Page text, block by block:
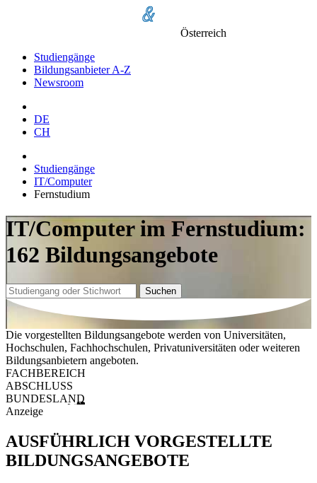
Österreich
Studiengänge
Bildungsanbieter A-Z
Newsroom
DE
CH
Studiengänge
IT/Computer
Fernstudium
IT/Computer im Fernstudium:
162 Bildungsangebote
Suchen
Die vorgestellten Bildungsangebote werden von Universitäten,
Hochschulen, Fachhochschulen, Privatuniversitäten oder weiteren
Bildungsanbietern angeboten.
FACHBEREICH
ABSCHLUSS
BUNDESLAND
Anzeige
AUSFÜHRLICH VORGESTELLTE
BILDUNGSANGEBOTE